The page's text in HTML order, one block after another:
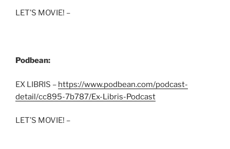
LET’S MOVIE! –
Podbean:
EX LIBRIS – https://www.podbean.com/podcast-
detail/cc895-7b787/Ex-Libris-Podcast
LET’S MOVIE! –